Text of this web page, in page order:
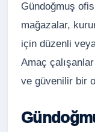
Gündoğmuş
mağazalar,
için düzenli
Amaç
ve güvenilir bir